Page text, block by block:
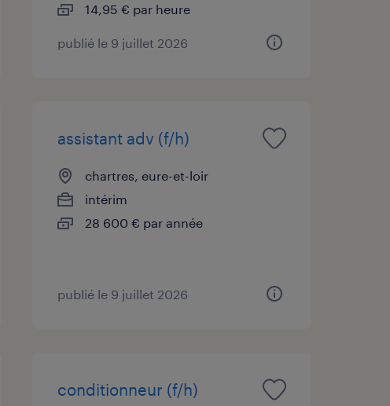
14,95 € par heure
publié le 9 juillet 2026
assistant adv (f/h)
chartres, eure-et-loir
intérim
28 600 € par année
publié le 9 juillet 2026
conditionneur (f/h)